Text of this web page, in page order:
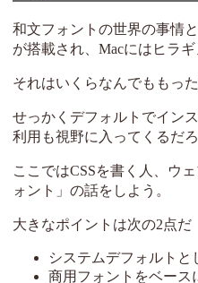
和文フォントの世界の事情
が搭載され、Macにはヒラ
それはいくらなんでももっ
せっかくデフォルトでイン
利用も視野に入ってくるだろ
ここではCSSを書く人、ウ
ォント」の話をしよう。
大きなポイントは次の2点だ
システムデフォルトと
商用フォントをベース